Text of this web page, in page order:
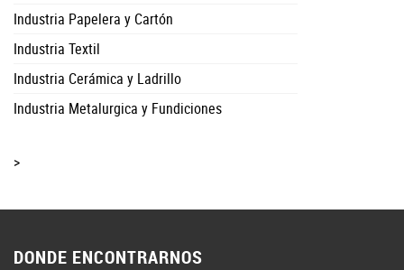
Industria Papelera y Cartón
Industria Textil
Industria Cerámica y Ladrillo
Industria Metalurgica y Fundiciones
>
DONDE ENCONTRARNOS